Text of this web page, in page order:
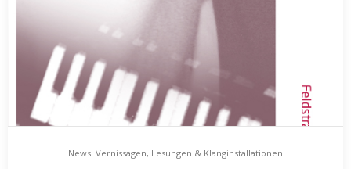
News: Vernissagen, Lesungen & Klanginstallationen